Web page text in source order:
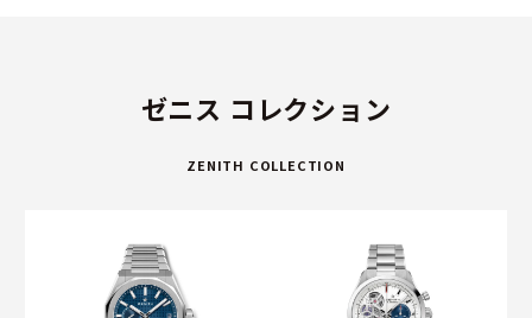
的横断飛行を成功させたルイ・ブレリオから、成層圏からの
記録的なフリーフォールを達成したフェリックス・バウムガ
ートナーに至るまで、大志を抱いて偉業を成し遂げた人々と
卓越性と革新、そしてその使命を追求してきた160年の歴史
を讃えながら、ゼニスは常にスイスの時計製造界をリード
ゼニス コレクション
ZENITH COLLECTION